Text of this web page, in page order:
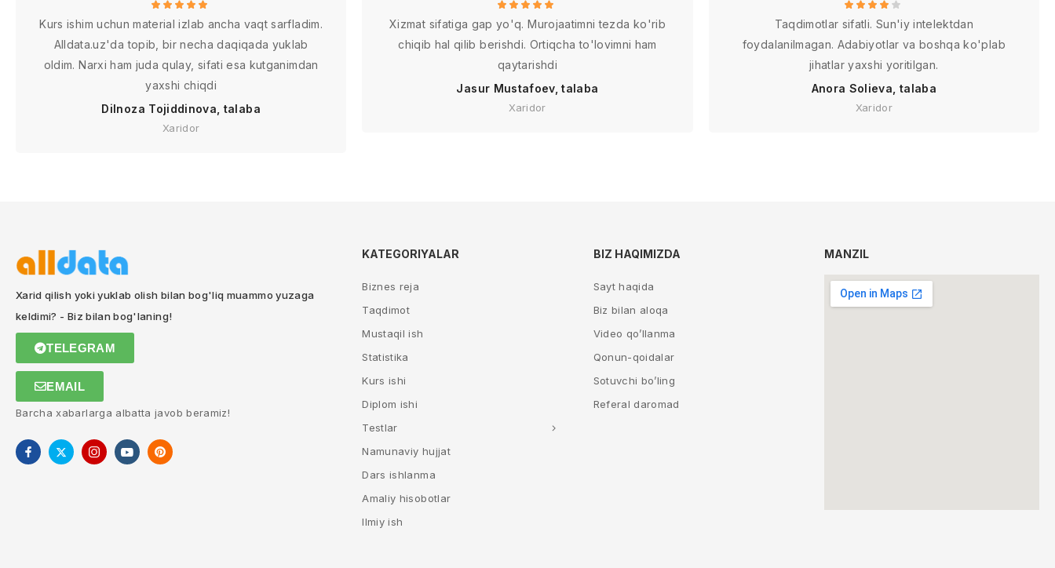
Kurs ishim uchun material izlab ancha vaqt sarfladim.
Alldata.uz'da topib, bir necha daqiqada yuklab
oldim. Narxi ham juda qulay, sifati esa kutganimdan
yaxshi chiqdi
Dilnoza Tojiddinova, talaba
Xaridor
Xizmat sifatiga gap yo'q. Murojaatimni tezda ko'rib
chiqib hal qilib berishdi. Ortiqcha to'lovimni ham
qaytarishdi
Jasur Mustafoev, talaba
Xaridor
Taqdimotlar sifatli. Sun'iy intelektdan
foydalanilmagan. Adabiyotlar va boshqa ko'plab
jihatlar yaxshi yoritilgan.
Anora Solieva, talaba
Xaridor
Xarid qilish yoki yuklab olish bilan bog'liq muammo yuzaga
keldimi? - Biz bilan bog'laning!
TELEGRAM
EMAIL
Barcha xabarlarga albatta javob beramiz!
KATEGORIYALAR
Biznes reja
Taqdimot
Mustaqil ish
Statistika
Kurs ishi
Diplom ishi
Testlar
Namunaviy hujjat
Dars ishlanma
Amaliy hisobotlar
Ilmiy ish
BIZ HAQIMIZDA
Sayt haqida
Biz bilan aloqa
Video qo’llanma
Qonun-qoidalar
Sotuvchi bo’ling
Referal daromad
MANZIL